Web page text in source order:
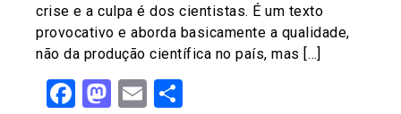
crise e a culpa é dos cientistas. É um texto
provocativo e aborda basicamente a qualidade,
não da produção científica no país, mas […]
Facebook
Mastodon
Email